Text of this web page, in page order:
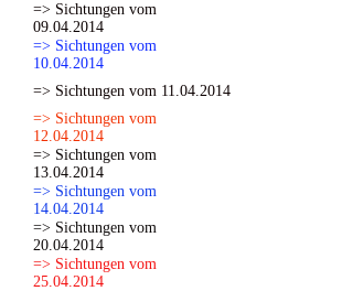
=> Sichtungen vom
09.04.2014
=> Sichtungen vom
10.04.2014
=> Sichtungen vom 11.04.2014
=> Sichtungen vom
12.04.2014
=> Sichtungen vom
13.04.2014
=> Sichtungen vom
14.04.2014
=> Sichtungen vom
20.04.2014
=> Sichtungen vom
25.04.2014